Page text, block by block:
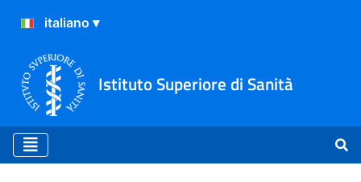
Istituto Superiore di Sanità